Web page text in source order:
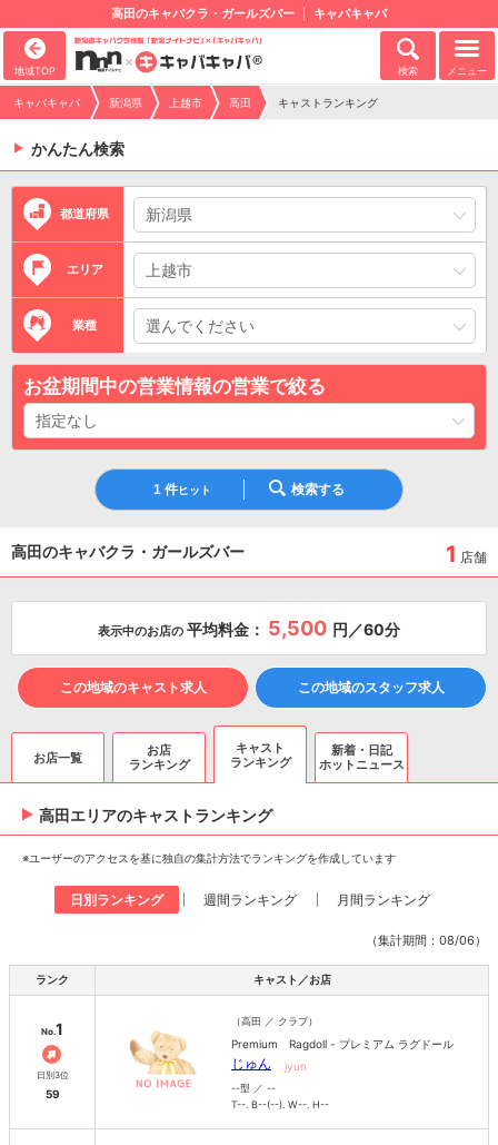
高田のキャバクラ・ガールズバー キャバキャバ
地域TOP 検索 メニュー
キャバキャバ 新潟県 上越市 高田 キャストランキング
かんたん検索
都道府県
エリア
業種
お盆期間中の営業情報の営業で絞る
1 件ヒット 検索する
高田のキャバクラ・ガールズバー 1 店舗
表示中のお店の 平均料金： 5,500 円／60分
この地域のキャスト求人 この地域のスタッフ求人
お店一覧
お店
ランキング
キャスト
ランキング
新着・日記
ホットニュース
高田エリアのキャストランキング
※ユーザーのアクセスを基に独自の集計方法でランキングを作成しています
日別ランキング 週間ランキング 月間ランキング
（集計期間：08/06）
ランク キャスト／お店
No.1
日別3位
59
（高田 ／ クラブ）
Premium Ragdoll - プレミアム ラグドール
じゅん jyun
--型 ／ --
T--. B--(--). W--. H--